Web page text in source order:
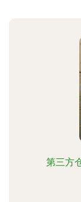
第三方